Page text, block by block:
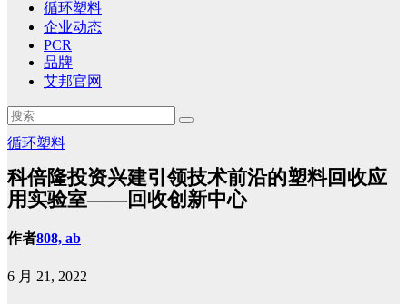
循环塑料
企业动态
PCR
品牌
艾邦官网
循环塑料
科倍隆投资兴建引领技术前沿的塑料回收应
用实验室——回收创新中心
作者808, ab
6 月 21, 2022